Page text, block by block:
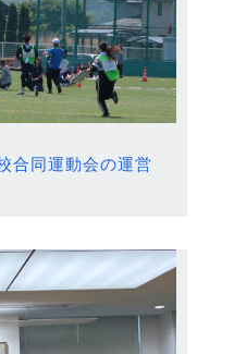
合同運動会の運営